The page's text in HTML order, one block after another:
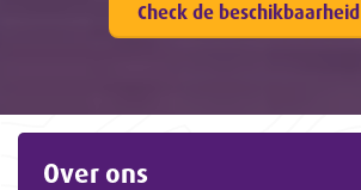
Check de beschikbaarheid
Over ons